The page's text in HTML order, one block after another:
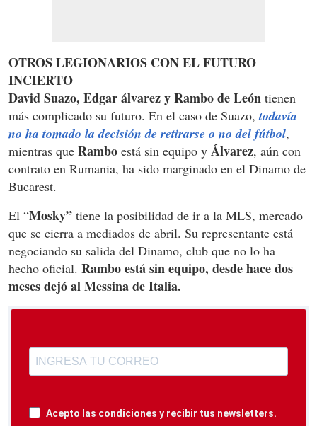
OTROS LEGIONARIOS CON EL FUTURO
INCIERTO
David Suazo, Edgar álvarez y Rambo de León tienen
más complicado su futuro. En el caso de Suazo, todavía
no ha tomado la decisión de retirarse o no del fútbol,
mientras que Rambo está sin equipo y Álvarez, aún con
contrato en Rumania, ha sido marginado en el Dinamo de
Bucarest.
El “Mosky” tiene la posibilidad de ir a la MLS, mercado
que se cierra a mediados de abril. Su representante está
negociando su salida del Dinamo, club que no lo ha
hecho oficial. Rambo está sin equipo, desde hace dos
meses dejó al Messina de Italia.
Acepto las condiciones y recibir tus newsletters.